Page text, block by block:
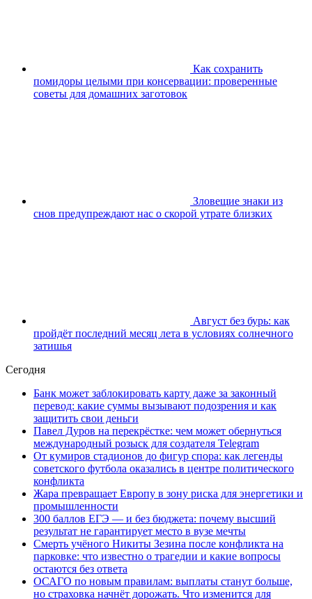
Как сохранить
помидоры целыми при консервации: проверенные
советы для домашних заготовок
Зловещие знаки из
снов предупреждают нас о скорой утрате близких
Август без бурь: как
пройдёт последний месяц лета в условиях солнечного
затишья
Сегодня
Банк может заблокировать карту даже за законный
перевод: какие суммы вызывают подозрения и как
защитить свои деньги
Павел Дуров на перекрёстке: чем может обернуться
международный розыск для создателя Telegram
От кумиров стадионов до фигур спора: как легенды
советского футбола оказались в центре политического
конфликта
Жара превращает Европу в зону риска для энергетики и
промышленности
300 баллов ЕГЭ — и без бюджета: почему высший
результат не гарантирует место в вузе мечты
Смерть учёного Никиты Зезина после конфликта на
парковке: что известно о трагедии и какие вопросы
остаются без ответа
ОСАГО по новым правилам: выплаты станут больше,
но страховка начнёт дорожать. Что изменится для